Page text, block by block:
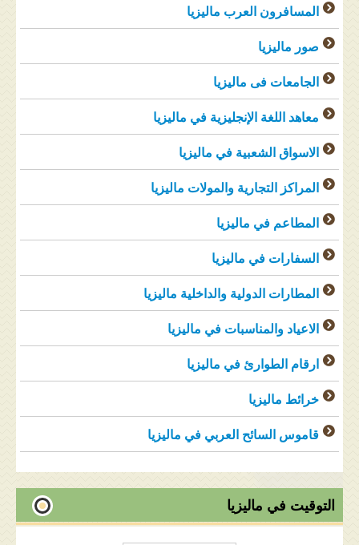
المسافرون العرب ماليزيا
صور ماليزيا
الجامعات فى ماليزيا
معاهد اللغة الإنجليزية في ماليزيا
الاسواق الشعبية في ماليزيا
المراكز التجارية والمولات ماليزيا
المطاعم في ماليزيا
السفارات في ماليزيا
المطارات الدولية والداخلية ماليزيا
الاعياد والمناسبات في ماليزيا
ارقام الطوارئ في ماليزيا
خرائط ماليزيا
قاموس السائح العربي في ماليزيا
التوقيت في ماليزيا